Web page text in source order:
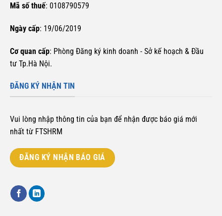
Mã số thuế: 0108790579
Ngày cấp: 19/06/2019
Cơ quan cấp: Phòng Đăng ký kinh doanh - Sở kế hoạch & Đầu
tư Tp.Hà Nội.
ĐĂNG KÝ NHẬN TIN
Vui lòng nhập thông tin của bạn để nhận được báo giá mới
nhất từ FTSHRM
ĐĂNG KÝ NHẬN BÁO GIÁ